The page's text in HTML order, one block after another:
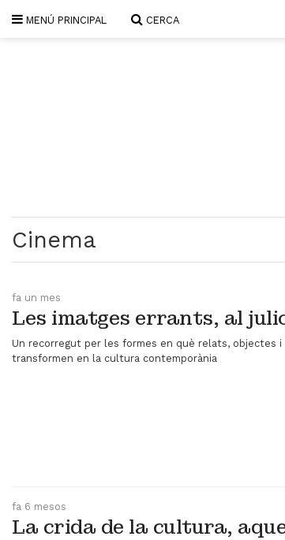
MENÚ PRINCIPAL CERCA
VIDEOTECA
Focus
Actualitat
El llibre de la setmana
Mirador
Videoteca
Cinema
fa un mes
Les imatges errants, al
Un recorregut per les formes en què relats, objectes
transformen en la cultura contemporània
fa 6 mesos
La crida de la cultura,